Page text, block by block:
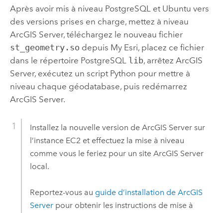
Après avoir mis à niveau PostgreSQL et Ubuntu vers
des versions prises en charge, mettez à niveau
ArcGIS Server, téléchargez le nouveau fichier
st_geometry.so depuis My Esri, placez ce fichier
dans le répertoire PostgreSQL lib, arrêtez ArcGIS
Server, exécutez un script Python pour mettre à
niveau chaque géodatabase, puis redémarrez
ArcGIS Server.
Installez la nouvelle version de ArcGIS Serversur
l’instance EC2 et effectuez la mise à niveau
comme vous le feriez pour un site ArcGIS Server
local.
Reportez-vous au guide d’installation de ArcGIS
Serverpour obtenir les instructions de mise à